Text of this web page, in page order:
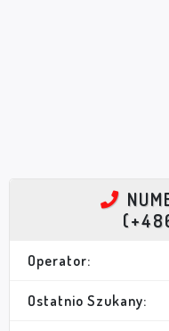
Operator:
Ostatnio Szukany: